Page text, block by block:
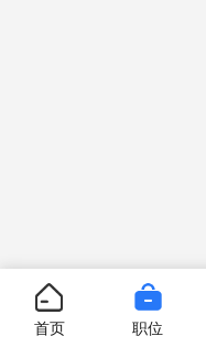
首页 职位